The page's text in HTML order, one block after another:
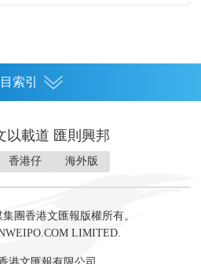
索引
資 財評 數字經濟
播 經湋論
以載道 匯則興邦
香港仔 海外版
團香港文匯報版權所有。
LIMITED.